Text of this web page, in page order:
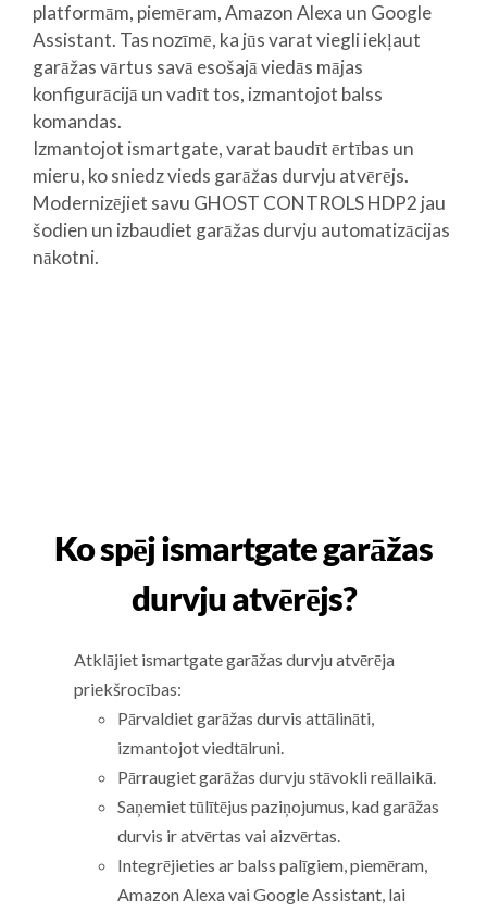
platformām, piemēram, Amazon Alexa un Google
Assistant. Tas nozīmē, ka jūs varat viegli iekļaut
garāžas vārtus savā esošajā viedās mājas
konfigurācijā un vadīt tos, izmantojot balss
komandas.
Izmantojot ismartgate, varat baudīt ērtības un
mieru, ko sniedz vieds garāžas durvju atvērējs.
Modernizējiet savu GHOST CONTROLS HDP2 jau
šodien un izbaudiet garāžas durvju automatizācijas
nākotni.
Ko spēj ismartgate garāžas
durvju atvērējs?
Atklājiet ismartgate garāžas durvju atvērēja
priekšrocības:
Pārvaldiet garāžas durvis attālināti,
izmantojot viedtālruni.
Pārraugiet garāžas durvju stāvokli reāllaikā.
Saņemiet tūlītējus paziņojumus, kad garāžas
durvis ir atvērtas vai aizvērtas.
Integrējieties ar balss palīgiem, piemēram,
Amazon Alexa vai Google Assistant, lai